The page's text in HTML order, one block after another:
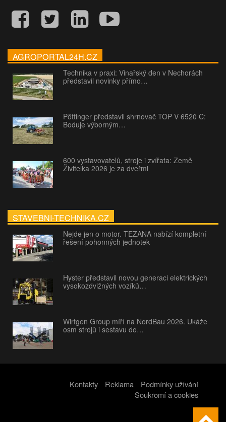
AGROPORTAL24H.CZ
Technika v praxi: Vinařský den v Nechorách
představil novinky přímo…
Pöttinger představil shrnovač TOP V 6520 C:
Boduje výborným…
600 vystavovatelů, stroje i zvířata: Země
Živitelka 2026 je za dveřmi
STAVEBNI-TECHNIKA.CZ
Nejde jen o motor. TEZANA nabízí kompletní
řešení pohonných jednotek
Hyster představil novou generaci elektrických
vysokozdvižných vozíků…
Wirtgen Group míří na NordBau 2026. Ukáže
osm strojů i sestavu do…
Kontakty Reklama
Podmínky užívání
Soukromí a cookies